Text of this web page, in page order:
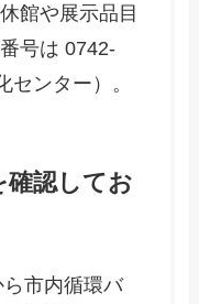
館や展示品目
号は 0742-
センター）。
確認してお
市内循環バ